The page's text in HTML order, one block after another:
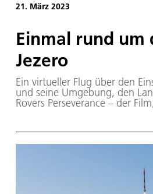
21. März 2023
Ein­mal rund um
Je­ze­ro
Ein virtueller Flug über den
und seine Umgebung, den
Rovers Perseverance – der
eines Bildmosaiks aus
erstellt. Basis hierfür waren
Bord der ESA-Mission Mars